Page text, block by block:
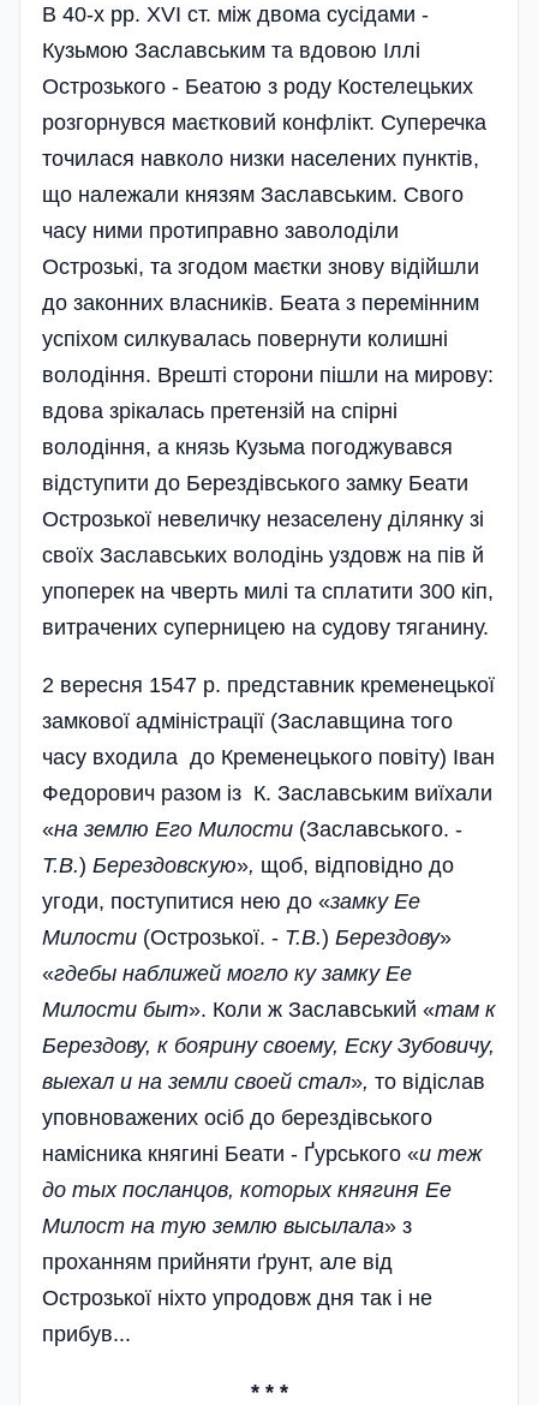
В 40-х рр. XVI ст. між двома сусідами -
Кузьмою Заславським та вдовою Іллі
Острозького - Беатою з роду Костелецьких
розгорнувся маєтковий конфлікт. Суперечка
точилася навколо низки населених пунктів,
що належали князям Заславським. Свого
часу ними протиправно заволоділи
Острозькі, та згодом маєтки знову відійшли
до законних власників. Беата з перемінним
успіхом силкувалась повернути колишні
володіння. Врешті сторони пішли на мирову:
вдова зрікалась претензій на спірні
володіння, а князь Кузьма погоджу­вався
відступити до Берез­дівського замку Беати
Острозьк­ої невеличку незаселену ділянку зі
своїх Заславських володінь уздовж на пів й
упоперек на чверть милі та сплатити 300 кіп,
витрачених суперницею на судову тяганину.
2 вересня 1547 р. представник кременецької
замкової адміністрації (Заславщина того
часу входила до Кременецького повіту) Іван
Федорович разом із К. Заславським виїхали
«на землю­ Его Милости (Заславського. -
Т.В.) Берездовскую», щоб, відповідно до
угоди, поступитися нею до «замку Ее
Милости (Острозької. - Т.В.) Берездову»
«гдебы наближей могло ку замку Ее
Милости быт». Коли ж Заслав­ський «там к
Берездову, к боярину своему, Еску Зубовичу,
выехал и на земли своей стал», то відіслав
уповноважених осіб до берездівського
намісника княгині Беати - Ґурського «и теж
до тых посланцов, которых княгиня Ее
Милост на тую землю высылала» з
проханням прийняти ґрунт, але від
Острозької ніхто упродовж дня так і не
прибув...
* * *